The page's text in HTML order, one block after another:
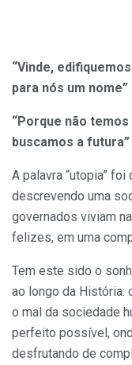
“Vinde,
para nós um nome”
“Porque não
buscamos a futura”
A palavra “utopia”
descrevendo uma
governados viviam
felizes, em uma
Tem este sido o
ao longo da História:
o mal da sociedade
perfeito possível,
desfrutando de